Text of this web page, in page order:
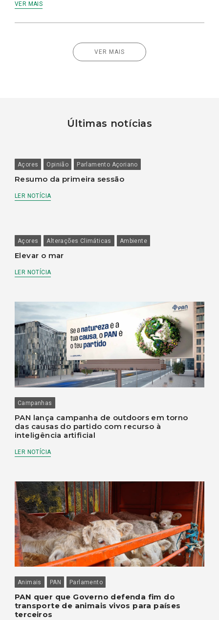
VER MAIS
VER MAIS
Últimas notícias
Açores Opinião Parlamento Açoriano
Resumo da primeira sessão
LER NOTÍCIA
Açores Alterações Climáticas Ambiente
Elevar o mar
LER NOTÍCIA
Campanhas
PAN lança campanha de outdoors em torno
das causas do partido com recurso à
inteligência artificial
LER NOTÍCIA
Animais PAN Parlamento
PAN quer que Governo defenda fim do
transporte de animais vivos para países
terceiros